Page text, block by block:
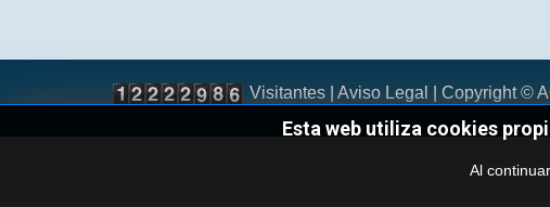
Visitantes | Aviso Legal | Copyright ©
Esta web utiliza cookies
Al